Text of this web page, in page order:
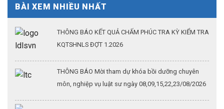
BÀI XEM NHIỀU NHẤT
THÔNG BÁO KẾT QUẢ CHẤM PHÚC TRA KỲ KIỂM TRA
KQTSHNLS ĐỢT 1.2026
THÔNG BÁO Mời tham dự khóa bồi dưỡng chuyên
môn, nghiệp vụ luật sư ngày 08,09,15,22,23/08/2026